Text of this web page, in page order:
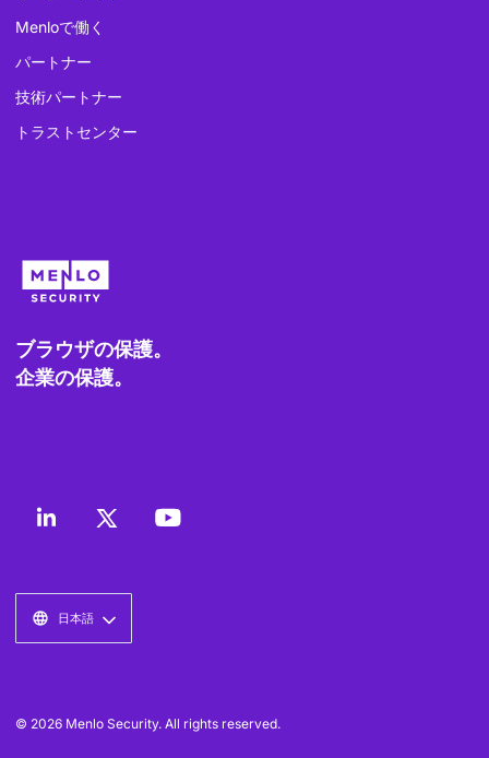
Menloで働く
パートナー
技術パートナー
トラストセンター
ブラウザの保護。
企業の保護。
日本語
© 2026 Menlo Security. All rights reserved.